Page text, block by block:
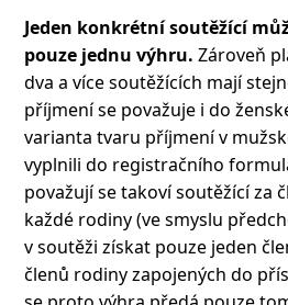
Jeden konkrétní soutěžící
pouze jednu výhru. Zároveň
dva a více soutěžících mají
příjmení se považuje i do
varianta tvaru příjmení v
vyplnili do registračního
považují se takoví soutěžící za
každé rodiny (ve smyslu
v soutěži získat pouze jeden
členů rodiny zapojených do